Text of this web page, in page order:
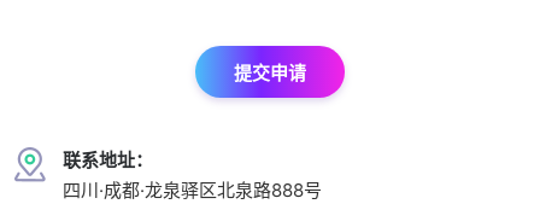
联系地址：
四川·成都·龙泉驿区北泉路888号
提交申请